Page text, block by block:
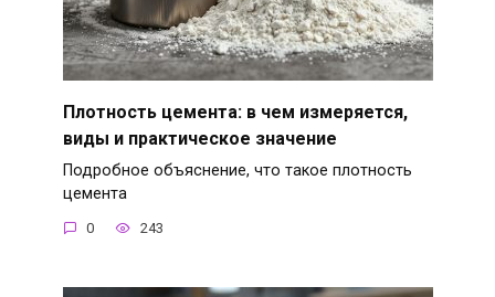
Плотность цемента: в чем измеряется,
виды и практическое значение
Подробное объяснение, что такое плотность
цемента
0 243